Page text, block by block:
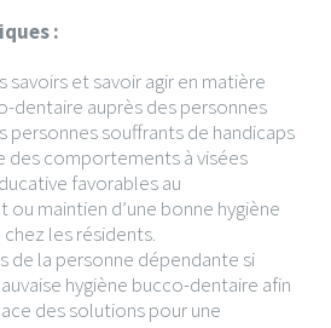
:
savoirs et savoir agir en matière
dentaire auprès des personnes
personnes souffrants de handicaps
des comportements à visées
favorables au
maintien d’une bonne hygiène
les résidents.
de la personne dépendante si
hygiène bucco-dentaire afin
des solutions pour une